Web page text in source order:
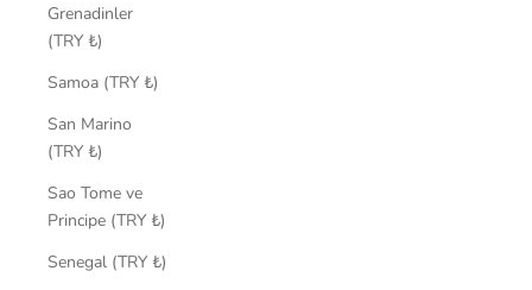
Grenadinler
(TRY ₺)
Samoa (TRY ₺)
San Marino
(TRY ₺)
Sao Tome ve
Principe (TRY ₺)
Senegal (TRY ₺)